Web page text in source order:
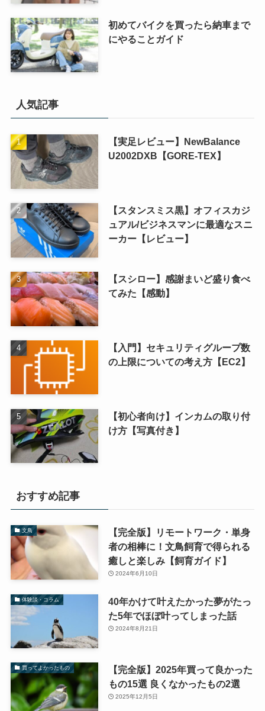
初めてバイクを買ったら納車まで
にやることガイド
人気記事
【実足レビュー】NewBalance
U2002DXB【GORE-TEX】
【スタンスミス黒】オフィスカジ
ュアル/ビジネスマンに最適なスニ
ーカー【レビュー】
【スシロー】感謝まいど盛り食べ
てみた【感動】
【入門】セキュリティグループ数
の上限についての考え方【EC2】
【初心者向け】インカムの取り付
け方【写真付き】
おすすめ記事
文鳥
【完全版】リモートワーク・単身
者の相棒に！文鳥飼育で得られる
癒しと楽しみ【飼育ガイド】
2024年6月10日
体験談・コラム
40年かけて叶えたかった夢がたっ
た5年でほぼ叶ってしまった話
2024年8月21日
買ってよかったもの
【完全版】2025年買って良かった
もの15選 良くなかったもの2選
2025年12月5日